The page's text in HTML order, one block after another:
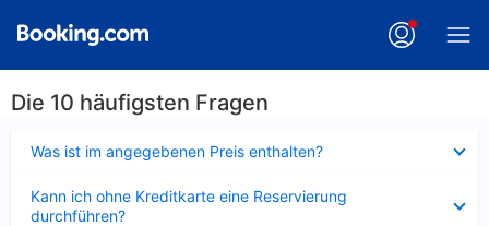
Die 10 häufigsten Fragen
Was ist im angegebenen Preis enthalten?
Kann ich ohne Kreditkarte eine Reservierung
durchführen?